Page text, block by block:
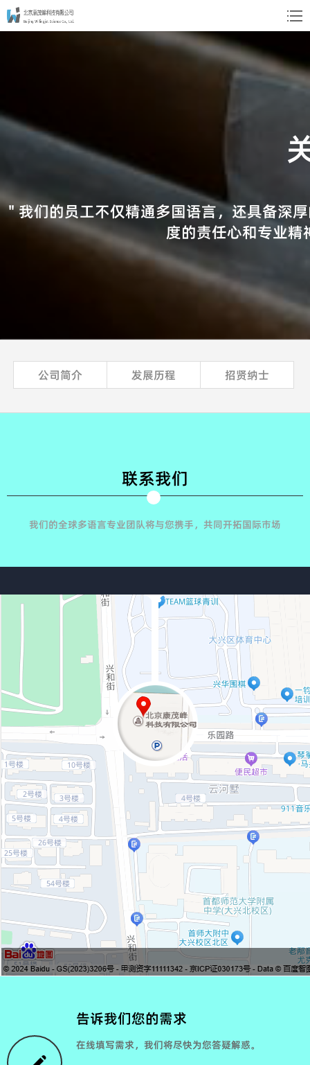
" 我们的员工不仅精通多国语言，还具备深
度的责任心和专业
公司简介 发展历程 招贤纳士
联系我们
我们的全球多语言专业团队将与您携手，共同开拓国际市场
告诉我们您的需求
在线填写需求，我们将尽快为您答疑解惑。